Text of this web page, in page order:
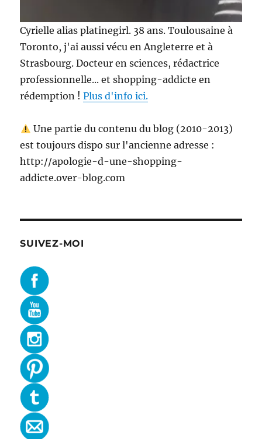
Cyrielle alias platinegirl. 38 ans. Toulousaine à
Toronto, j'ai aussi vécu en Angleterre et à
Strasbourg. Docteur en sciences, rédactrice
professionnelle... et shopping-addicte en
rédemption !Plus d'info ici.
Une partie du contenu du blog (2010-2013)
est toujours dispo sur l'ancienne adresse :
http://apologie-d-une-shopping-
addicte.over-blog.com
SUIVEZ-MOI